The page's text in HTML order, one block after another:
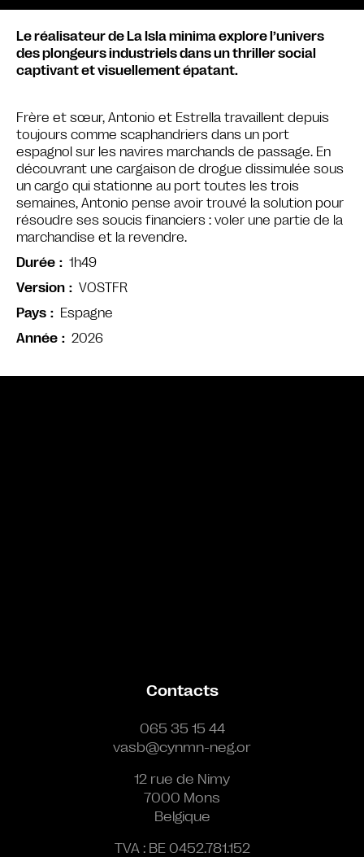
Le réalisateur de La Isla minima explore l’univers
des plongeurs industriels dans un thriller social
captivant et visuellement épatant.
Frère et sœur, Antonio et Estrella travaillent depuis
toujours comme scaphandriers dans un port
espagnol sur les navires marchands de passage. En
découvrant une cargaison de drogue dissimulée sous
un cargo qui stationne au port toutes les trois
semaines, Antonio pense avoir trouvé la solution pour
résoudre ses soucis financiers : voler une partie de la
marchandise et la revendre.
Durée
1h49
Version
VOSTFR
Pays
Espagne
Année
2026
Contacts
065 35 15 44
vasb@cynmn-neg.or
12 rue de Nimy
7000 Mons
Belgique
TVA : BE 0452.781.152